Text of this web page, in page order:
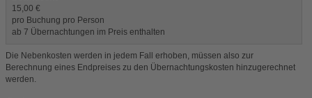
15,00 €
pro Buchung pro Person
ab 7 Übernachtungen im Preis enthalten
Die Nebenkosten werden in jedem Fall erhoben, müssen also zur
Berechnung eines Endpreises zu den Übernachtungskosten hinzugerechnet
werden.